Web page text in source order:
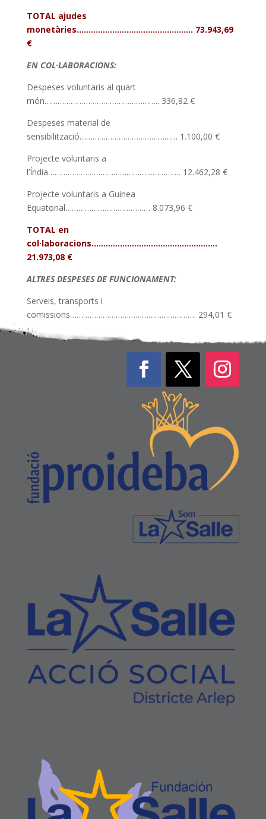
TOTAL ajudes
monetàries…………………………………………. 73.943,69
€
EN COL·LABORACIONS:
Despeses voluntaris al quart
món…………………………………………….. 336,82 €
Despeses material de
sensibilització……………………………………… 1.100,00 €
Projecte voluntaris a
l’Índia……………………………………………………. 12.462,28 €
Projecte voluntaris a Guinea
Equatorial………………………………… 8.073,96 €
TOTAL en
col·laboracions……………………………………………..
21.973,08 €
ALTRES DESPESES DE FUNCIONAMENT:
Serveis, transports i
comissions…………………………………………………. 294,01 €